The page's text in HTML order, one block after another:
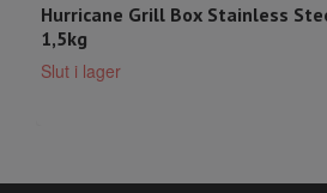
Hurricane Grill Box Stainless
1,5kg
Slut i lager